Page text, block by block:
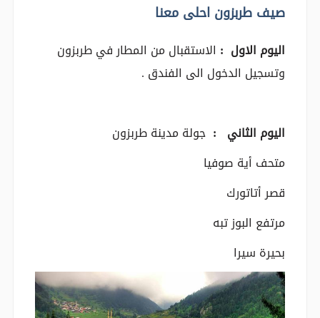
صيف طربزون احلى معنا
اليوم الاول : الاستقبال من المطار في طربزون
وتسجيل الدخول الى الفندق .
اليوم الثاني : جولة مدينة طربزون
متحف أية صوفيا
قصر أتاتورك
مرتفع البوز تبه
بحيرة سيرا